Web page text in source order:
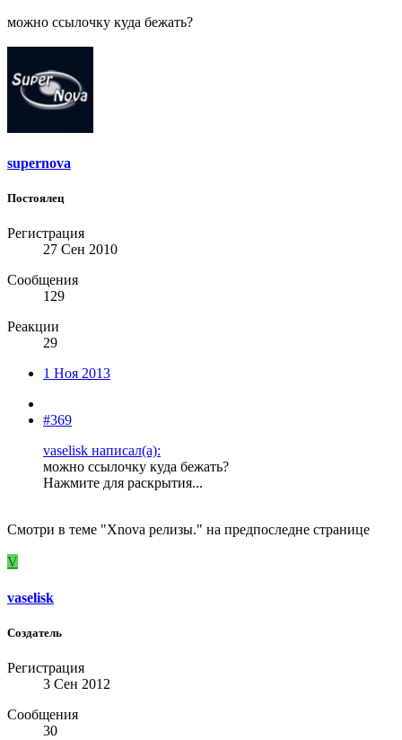
можно ссылочку куда бежать?
supernova
Постоялец
Регистрация
27 Сен 2010
Сообщения
129
Реакции
29
1 Ноя 2013
#369
vaselisk написал(а):
можно ссылочку куда бежать?
Нажмите для раскрытия...
Смотри в теме "Xnova релизы." на предпоследне странице
V
vaselisk
Создатель
Регистрация
3 Сен 2012
Сообщения
30